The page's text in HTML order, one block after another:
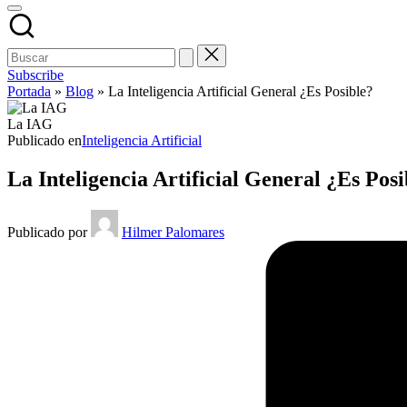
Subscribe
Portada » Blog » La Inteligencia Artificial General ¿Es Posible?
La IAG
Publicado enInteligencia Artificial
La Inteligencia Artificial General ¿Es
Publicado por Hilmer Palomares